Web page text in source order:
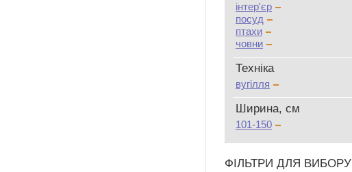
інтер'єр
посуд
птахи
човни
Техніка
вугілля
Ширина, см
101-150
ФІЛЬТРИ ДЛЯ ВИБОРУ